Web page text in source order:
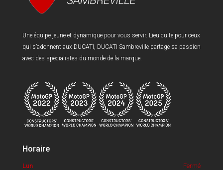
Une équipe jeune et dynamique pour vous servir. Lieu culte pour ceux
qui s’adonnent aux DUCATI, DUCATI Sambreville partage sa passion
avec des spécialistes du monde de la marque.
Horaire
Lun
Fermé